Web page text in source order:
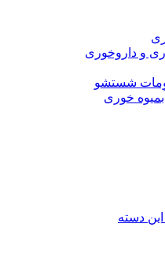
و داروخوری
شستشو
خوری
دسته